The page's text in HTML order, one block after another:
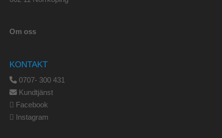
Om oss
KONTAKT
0707- 300 431
Kundtjänst
Facebook
Instagram